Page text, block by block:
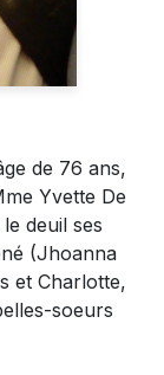
de 76 ans,
Yvette De
deuil ses
(Jhoanna
et Charlotte,
soeurs